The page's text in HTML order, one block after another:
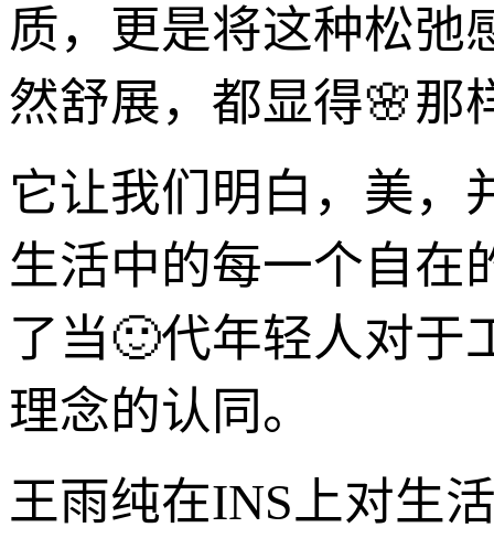
质，更是将这种松弛
然舒展，都显得🌸那
它让我们明白，美，
生活中的每一个自在
了当🙂代年轻人对于
理念的认同。
王雨纯在INS上对生